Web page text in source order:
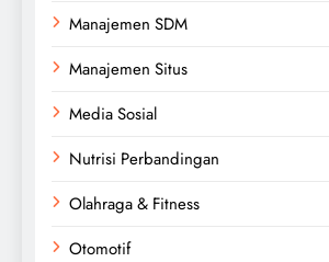
Manajemen SDM
Manajemen Situs
Media Sosial
Nutrisi Perbandingan
Olahraga & Fitness
Otomotif